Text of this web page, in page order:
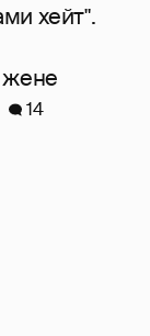
хейт".
жене
14